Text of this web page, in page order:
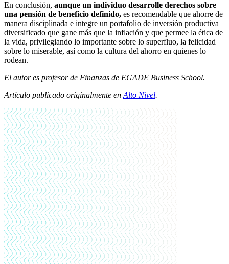
En conclusión, aunque un individuo desarrolle derechos sobre
una pensión de beneficio definido, es recomendable que ahorre de
manera disciplinada e integre un portafolio de inversión productiva
diversificado que gane más que la inflación y que permee la ética de
la vida, privilegiando lo importante sobre lo superfluo, la felicidad
sobre lo miserable, así como la cultura del ahorro en quienes lo
rodean.
El autor es profesor de Finanzas de EGADE Business School.
Artículo publicado originalmente enAlto Nivel.